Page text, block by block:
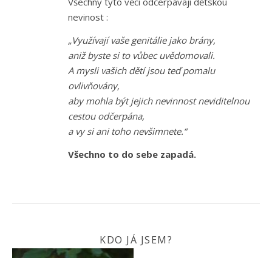
nevinost :
„Využívají vaše genitálie jako brány,
aniž byste si to vůbec uvědomovali.
A mysli vašich dětí jsou teď pomalu
ovlivňovány,
aby mohla být jejich nevinnost neviditelnou
cestou odčerpána,
a vy si ani toho nevšimnete.“
Všechno to do sebe zapadá.
KDO JÁ JSEM?